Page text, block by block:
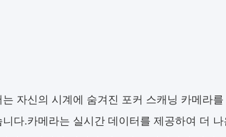
자신의 시계에 숨겨진 포커 스캐닝 카메라
다.카메라는 실시간 데이터를 제공하여 더